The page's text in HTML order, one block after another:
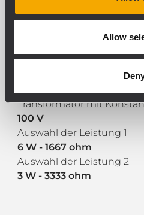
Allow
Screw Terminals
Transformator mit
100 V
Auswahl der Leistung 1
6 W - 1667 ohm
Auswahl der Leistung 2
3 W - 3333 ohm